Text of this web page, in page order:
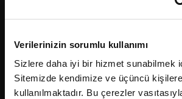
Verilerinizin sorumlu kullanımı
Sizlere daha iyi bir hizmet sunabilmek
Sitemizde kendimize ve üçüncü
kullanılmaktadır. Bu çerezler
2026Fikriyat. Tüm hakları saklıdır.